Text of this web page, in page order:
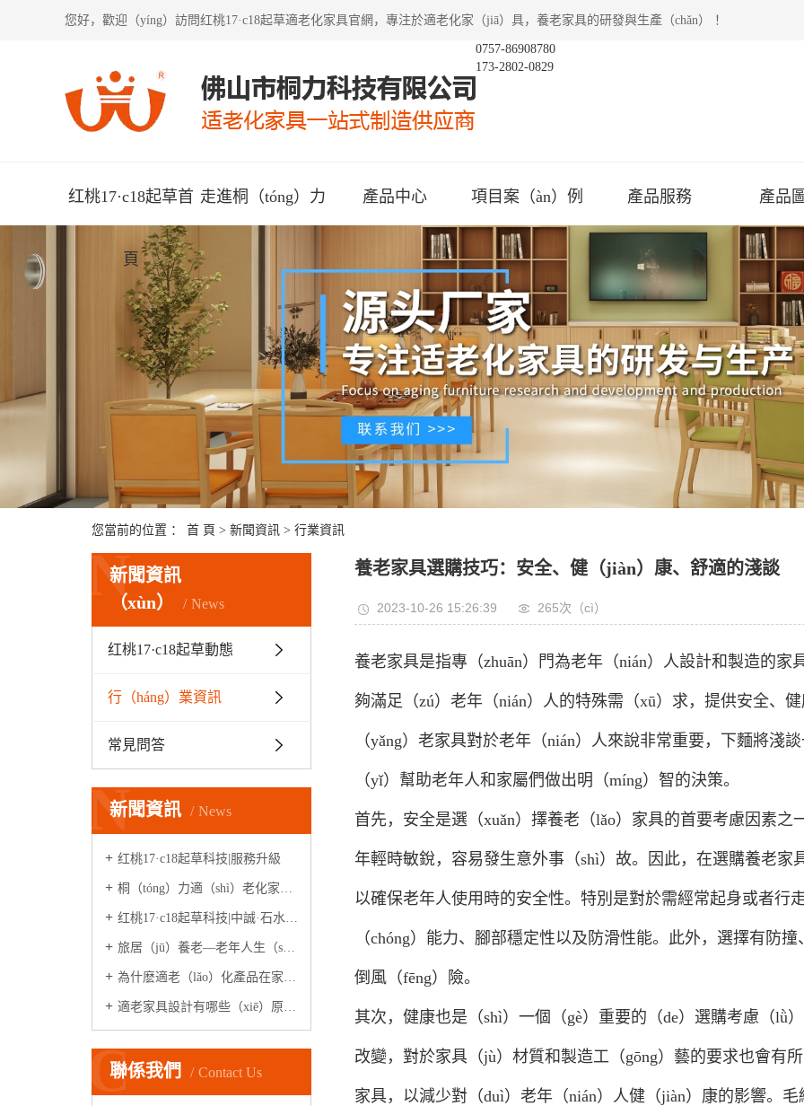
您好，歡迎（yíng）訪問红桃17·c18起草適老化家具官網，專注於適老化家（jiā）具，養老家具的研發與生產（chǎn） ！
0757-86908780
173-2802-0829
红桃17·c18起草首
頁
走進桐（tóng）力 產品中心 項目案（àn）例 產品服務 產品
您當前的位置 ： 首 頁 > 新聞資訊 > 行業資訊
新聞資訊
（xùn）
News
N
红桃17·c18起草動態
行（háng）業資訊
常見問答
新聞資訊 News
N
红桃17·c18起草科技|服務升級
桐（tóng）力適（shì）老化家（jiā）具|適（shì）老化體驗（yàn）中心
红桃17·c18起草科技|中誠·石水源（案例）
旅居（jū）養老—老年人生（shēng）活新模式（shì）
為什麽適老（lǎo）化產品在家居市場很少見？
適老家具設計有哪些（xiē）原則？
聯係我們 Contact Us
C
養老家具選購技巧：安全、健（jiàn）康、舒適的淺談
2023-10-26 15:26:39 265次（cì）
養老家具是指專（zhuān）門為老年（nián）人設計和製造的家
夠滿足（zú）老年（nián）人的特殊需（xū）求，提供安全、
（yǎng）老家具對於老年（nián）人來說非常重要，下麵將淺
（yǐ）幫助老年人和家屬們做出明（míng）智的決策。
首先，安全是選（xuǎn）擇養老（lǎo）家具的首要考慮因素
年輕時敏銳，容易發生意外事（shì）故。因此，在選購養老
以確保老年人使用時的安全性。特別是對於需經常起身或者行
（chóng）能力、腳部穩定性以及防滑性能。此外，選擇有防
倒風（fēng）險。
其次，健康也是（shì）一個（gè）重要的（de）選購考慮（lǜ
改變，對於家具（jù）材質和製造工（gōng）藝的要求也會有
家具，以減少對（duì）老年（nián）人健（jiàn）康的影響。